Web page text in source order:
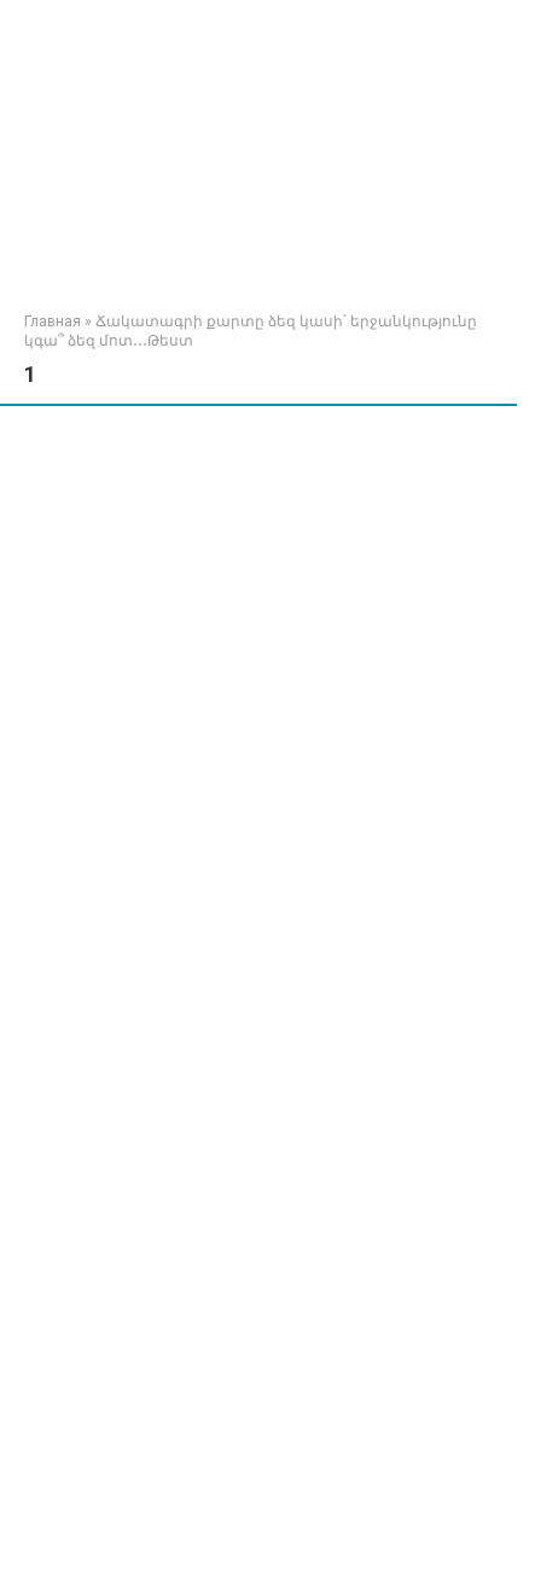
Главная » Ճակատագրի քարտը ձեզ կասի՝ երջանկությունը
կգա՞ ձեզ մոտ․․․Թեստ
1